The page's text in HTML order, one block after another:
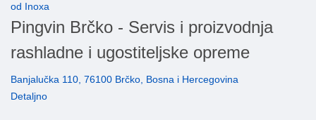
od Inoxa
Pingvin Brčko - Servis i proizvodnja
rashladne i ugostiteljske opreme
Banjalučka 110, 76100 Brčko, Bosna i Hercegovina
Detaljno